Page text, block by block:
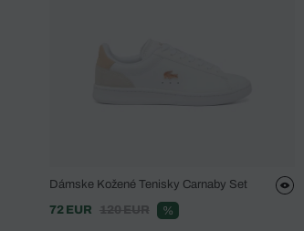
Dámske Kožené Tenisky Carnaby Set
72 EUR
120 EUR %